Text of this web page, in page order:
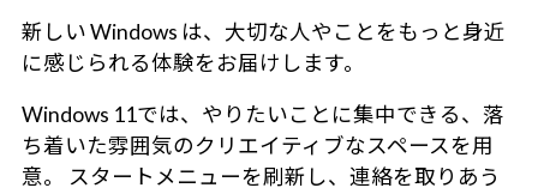
新しい Windows は、大切な人やことをもっと身近
に感じられる体験をお届けします。
Windows 11では、やりたいことに集中できる、落
ち着いた雰囲気のクリエイティブなスペースを用
意。 スタートメニューを刷新し、連絡を取りあう